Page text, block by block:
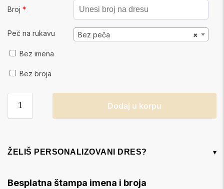
Broj *
Peč na rukavu ×
Bez peča
Bez imena
Bez broja
Dodaj u korpu
ŽELIŠ PERSONALIZOVANI DRES? ▾
Besplatna štampa imena i broja